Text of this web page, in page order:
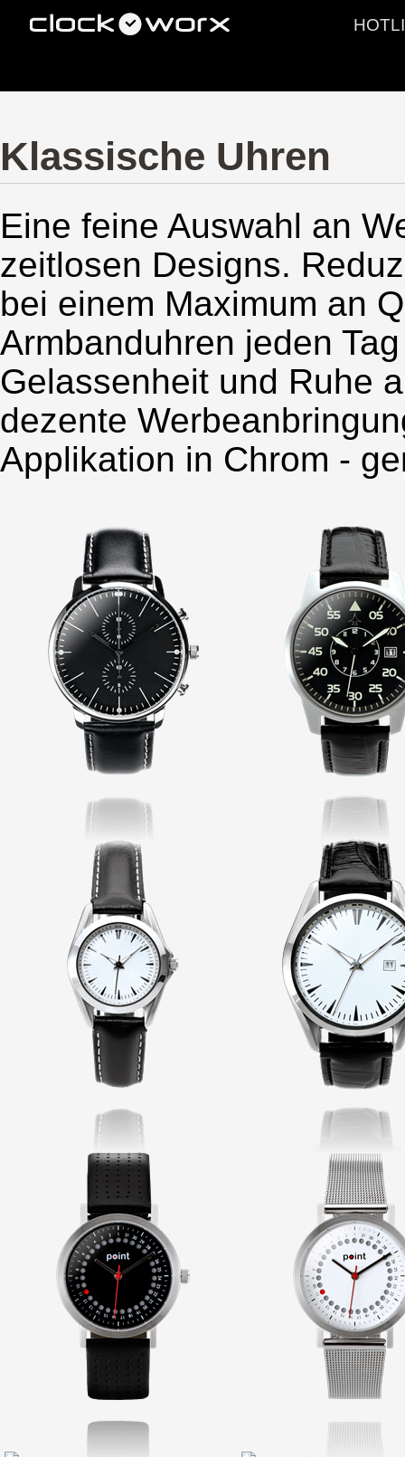
Klassische Uhren
Eine feine Auswahl an
zeitlosen Designs.
bei einem Maximum an
Armbanduhren jeden
Gelassenheit und Ruhe
dezente
Applikation in Chrom -